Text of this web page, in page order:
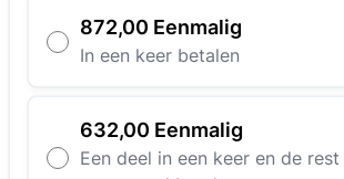
872,00 Eenmalig
In een keer betalen
632,00 Eenmalig
Een deel in een keer en de rest